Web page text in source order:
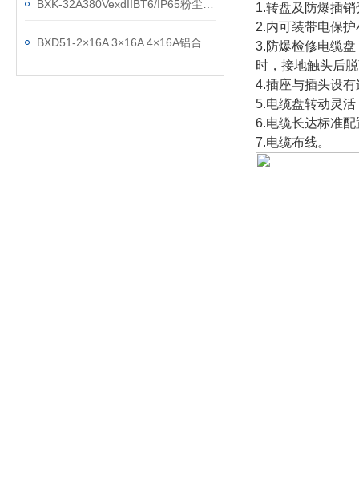
1.转盘及防爆插
2.内可装带电保
3.防爆检修电缆
时，接地触头后
4.插座与插头设
5.电缆盘转动灵
6.电缆长达标准
7.电缆布线。